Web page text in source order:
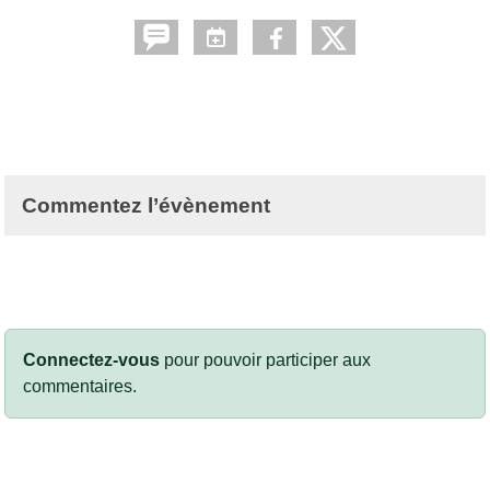
Commentez l’évènement
Connectez-vous pour pouvoir participer aux
commentaires.